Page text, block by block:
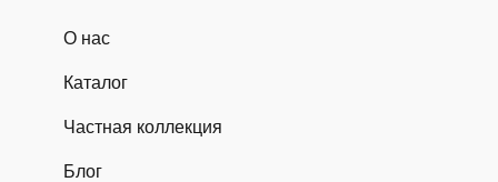
Каталог
О нас
Блог
Частная коллекция